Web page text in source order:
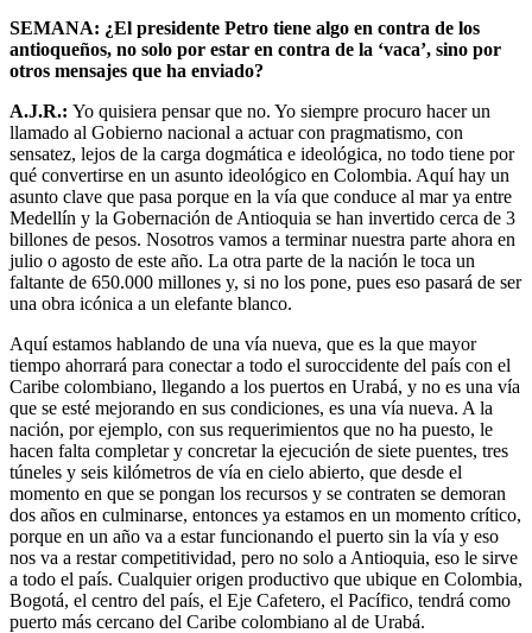
SEMANA: ¿El presidente Petro tiene algo en contra de los
antioqueños, no solo por estar en contra de la ‘vaca’, sino por
otros mensajes que ha enviado?
A.J.R.: Yo quisiera pensar que no. Yo siempre procuro hacer un
llamado al Gobierno nacional a actuar con pragmatismo, con
sensatez, lejos de la carga dogmática e ideológica, no todo tiene por
qué convertirse en un asunto ideológico en Colombia. Aquí hay un
asunto clave que pasa porque en la vía que conduce al mar ya entre
Medellín y la Gobernación de Antioquia se han invertido cerca de 3
billones de pesos. Nosotros vamos a terminar nuestra parte ahora en
julio o agosto de este año. La otra parte de la nación le toca un
faltante de 650.000 millones y, si no los pone, pues eso pasará de ser
una obra icónica a un elefante blanco.
Aquí estamos hablando de una vía nueva, que es la que mayor
tiempo ahorrará para conectar a todo el suroccidente del país con el
Caribe colombiano, llegando a los puertos en Urabá, y no es una vía
que se esté mejorando en sus condiciones, es una vía nueva. A la
nación, por ejemplo, con sus requerimientos que no ha puesto, le
hacen falta completar y concretar la ejecución de siete puentes, tres
túneles y seis kilómetros de vía en cielo abierto, que desde el
momento en que se pongan los recursos y se contraten se demoran
dos años en culminarse, entonces ya estamos en un momento crítico,
porque en un año va a estar funcionando el puerto sin la vía y eso
nos va a restar competitividad, pero no solo a Antioquia, eso le sirve
a todo el país. Cualquier origen productivo que ubique en Colombia,
Bogotá, el centro del país, el Eje Cafetero, el Pacífico, tendrá como
puerto más cercano del Caribe colombiano al de Urabá.